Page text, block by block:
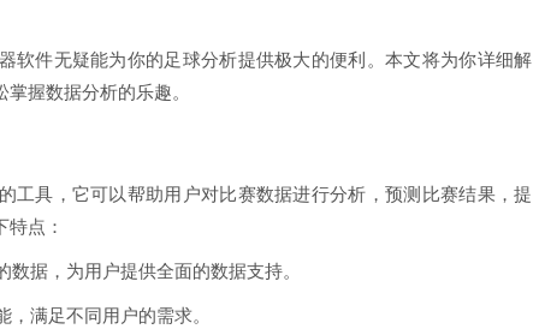
软件无疑能为你的足球分析提供极大的便利。本文将为你详细解
握数据分析的乐趣。
工具，它可以帮助用户对比赛数据进行分析，预测比赛结果，提
点：
据，为用户提供全面的数据支持。
满足不同用户的需求。